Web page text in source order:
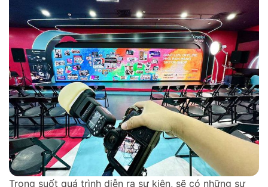
Trong suốt quá trình diễn ra sự kiện, sẽ có những sự